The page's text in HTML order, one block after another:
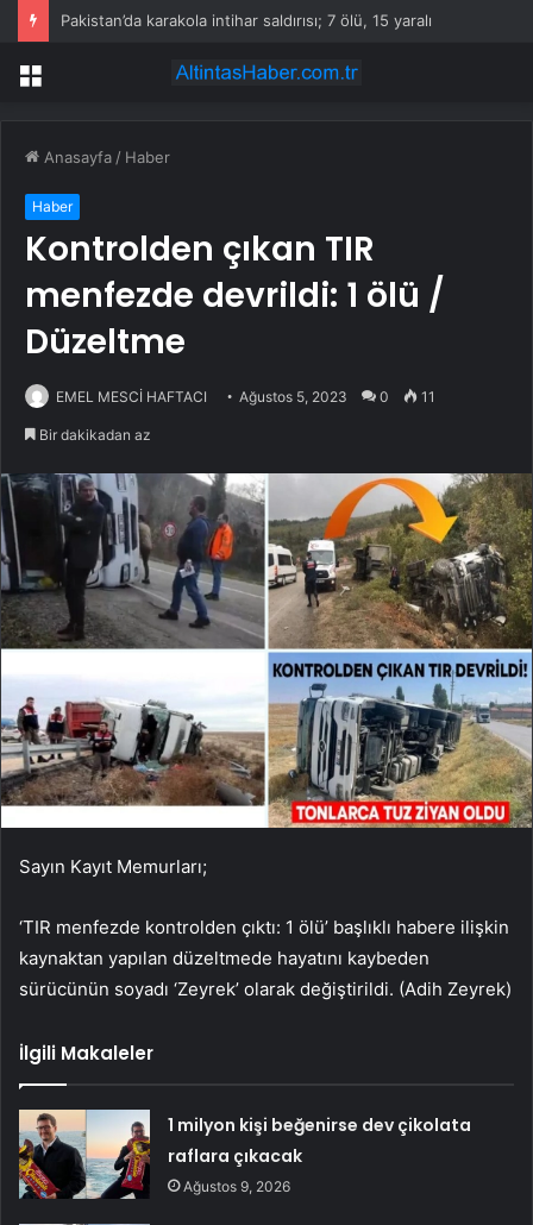
Pakistan’da karakola intihar saldırısı; 7 ölü, 15 yaralı
Menü
Anasayfa / Haber
Haber
Kontrolden çıkan TIR
menfezde devrildi: 1 ölü /
Düzeltme
EMEL MESCİ HAFTACI Ağustos 5, 2023 0 11
Bir dakikadan az
Sayın Kayıt Memurları;
‘TIR menfezde kontrolden çıktı: 1 ölü’ başlıklı habere ilişkin
kaynaktan yapılan düzeltmede hayatını kaybeden
sürücünün soyadı ‘Zeyrek’ olarak değiştirildi. (Adih Zeyrek)
İlgili Makaleler
1 milyon kişi beğenirse dev çikolata
raflara çıkacak
Ağustos 9, 2026